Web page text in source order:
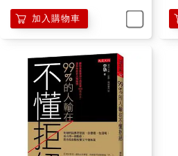
暫時不被別人接受而已。下面就是一
條非常重要的法則，當你再次被別人
‧現在拒絕你，並不代表永遠拒絕你。
‧不要害怕被拒絕，有時候這其實是
‧拒絕反映了拒絕者的個性，與被拒
（Steven Jobs，蘋果公司的聯合創
才，也會看錯人、做錯事。
加入購物車